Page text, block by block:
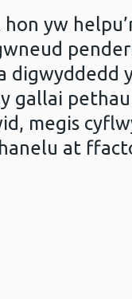
yw
digwyddedd
gallai
megis
at